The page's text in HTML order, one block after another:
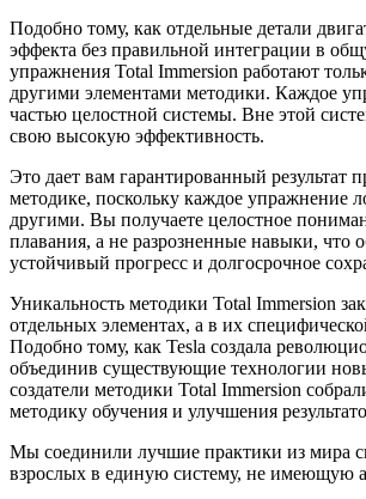
Подобно тому, как отдельные детали
эффекта без правильной интеграции в
упражнения Total Immersion работают
другими элементами методики. Каждое
частью целостной системы. Вне этой
свою высокую эффективность.
Это дает вам гарантированный результат
методике, поскольку каждое упражнение
другими. Вы получаете целостное
плавания, а не разрозненные навыки, что
устойчивый прогресс и долгосрочное
Уникальность методики Total Immersion
отдельных элементах, а в их
Подобно тому, как Tesla создала
объединив существующие технологии
создатели методики Total Immersion
методику обучения и улучшения
Мы соединили лучшие практики из мира
взрослых в единую систему, не имеющую